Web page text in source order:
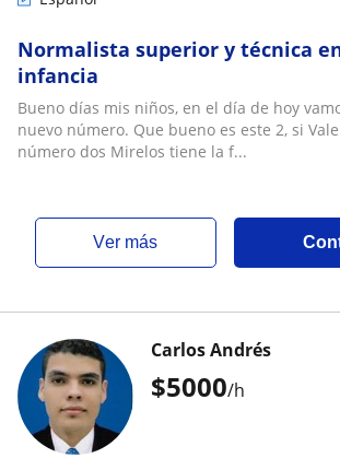
Normalista superior y técnica
infancia
Bueno días mis niños, en el día de hoy
nuevo número. Que bueno es este 2, si
número dos Mirelos tiene la f...
ver más
$5000/h
Carlos Andrés